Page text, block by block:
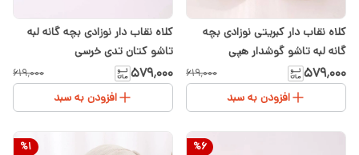
کلاه نقاب دار کبریتی نوزادی بچه
گانه لبه تاشو گوشدار هپی
۵۷۹٬۰۰۰ ۶۱۹٬۰۰۰
افزودن به سبد
کلاه نقاب دار نوزادی بچه گانه لبه
تاشو کتان تدی خرسی
۵۷۹٬۰۰۰ ۶۱۹٬۰۰۰
افزودن به سبد
%6
%1